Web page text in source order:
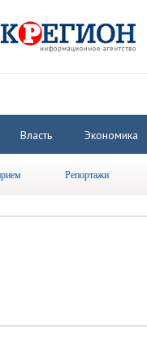
Власть Экономика
Репортажи